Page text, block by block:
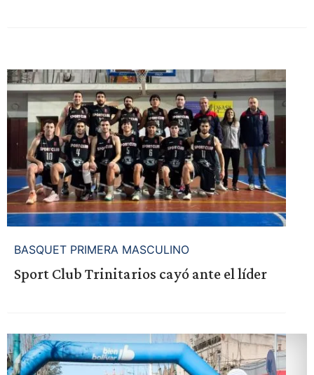
BASQUET PRIMERA MASCULINO
Sport Club Trinitarios cayó ante el líder